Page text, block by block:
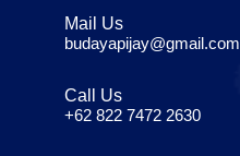
Mail Us
budayapijay@gmail.com
Call Us
+62 822 7472 2630